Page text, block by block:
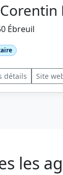
Ébreuil
détails Site
les